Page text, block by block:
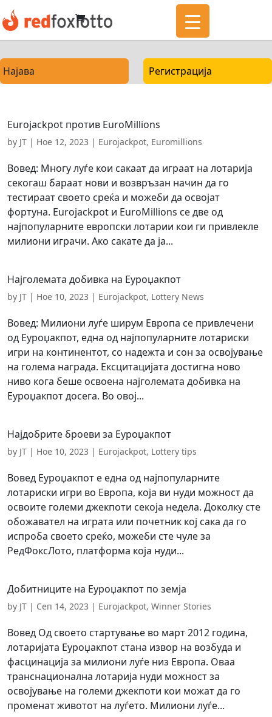
Најава Регистрација
Eurojackpot против EuroMillions
by JT | Ное 12, 2023 | Eurojackpot, Euromillions
Вовед: Многу луѓе кои сакаат да играат на лотарија
секогаш бараат нови и возвръзан начин да го
тестираат своето среќа и можеби да освојат
фортуна. Eurojackpot и EuroMillions се две од
најпопуларните европски лотарии кои ги привлекле
милиони играчи. Ако сакате да ја...
Најголемата добивка на Еуроџакпот
by JT | Ное 10, 2023 | Eurojackpot, Lottery News
Вовед: Милиони луѓе ширум Европа се привлечени
од Еуроџакпот, една од најпопуларните лотариски
игри на континентот, со надежта и сон за освојување
на голема награда. Ексцитацијата достигна ново
ниво кога беше освоена најголемата добивка на
Еуроџакпот досега. Во овој...
Најдобрите броеви за Еуроџакпот
by JT | Ное 10, 2023 | Eurojackpot, Lottery tips
Вовед Еуроџакпот е една од најпопуларните
лотариски игри во Европа, која ви нуди можност да
освоите големи джекпоти секоја недела. Доколку сте
обожавател на играта или почетник кој сака да го
испроба своето среќо, можеби сте чуле за
РедФоксЛото, платформа која нуди...
Добитниците на Еуроџакпот по земја
by JT | Сеп 14, 2023 | Eurojackpot, Winner Stories
Вовед Од своето стартување во март 2012 година,
лотаријата Еуроџакпот стана извор на возбуда и
фасцинација за милиони луѓе низ Европа. Оваа
транснационална лотарија нуди можност за
освојување на големи джекпоти кои можат да го
променат животот на луѓето. Милиони луѓе...